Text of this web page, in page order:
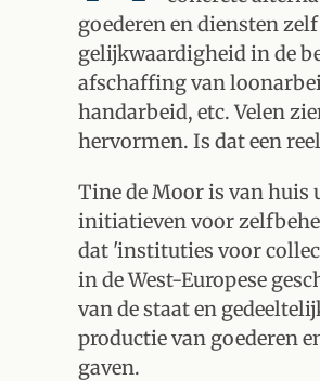
goederen en diensten
gelijkwaardigheid in de
afschaffing van
handarbeid, etc. Velen
hervormen. Is dat een
Tine de Moor is van huis
initiatieven voor
dat 'instituties voor
in de West-Europese
van de staat en
productie van goederen
gaven.